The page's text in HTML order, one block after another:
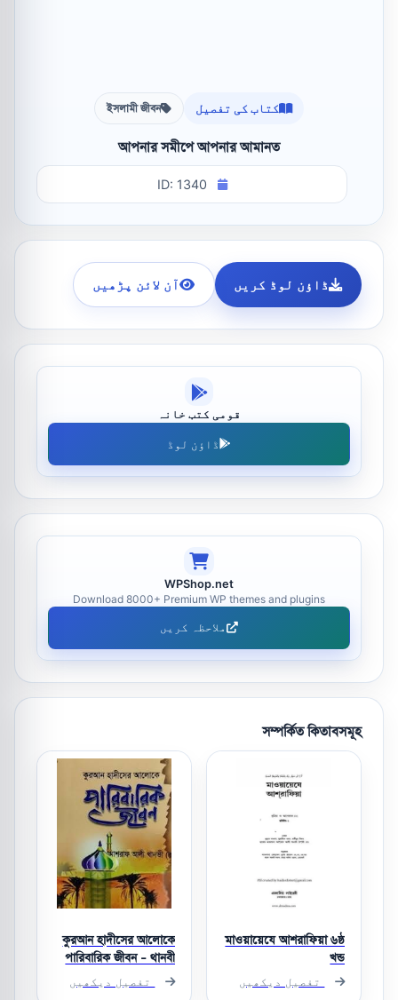
کتاب کی تفصیل ইসলামী জীবন
আপনার সমীপে আপনার আমানত
ID: 1340
ڈاؤن لوڈ کریں آن لائن پڑھیں
قومی کتب خانہ
ڈاؤن لوڈ
WPShop.net
Download 8000+ Premium WP themes and plugins
ملاحظہ کریں
সম্পর্কিত কিতাবসমূহ
মাওয়ায়েযে আশরাফিয়া ৬ষ্ঠ
খন্ড
تفصیل دیکھیں
কুরআন হাদীসের আলোকে
পারিবারিক জীবন - থানবী
র.
تفصیل دیکھیں